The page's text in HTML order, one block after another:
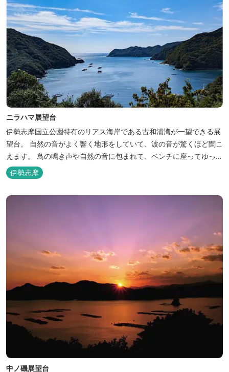
ニラハマ展望台
伊勢志摩国立公園特有のリアス海岸である古和浦湾が一望できる展
望台。 自然の音がよく響く地形をしていて、波の音が驚くほど聞こ
えます。 鳥の鳴き声や自然の音に包まれて、ベンチに座ってゆっく
りと過ごすにはぴったりです。 道が狭くなっておりますので、『古
和浦』側からのアクセスがおすすめです。
伊勢志摩
中ノ磯展望台